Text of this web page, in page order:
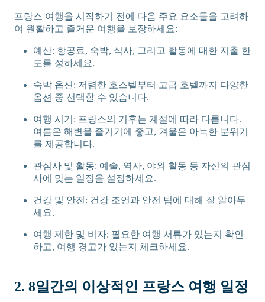
프랑스 여행을 시작하기 전에 다음 주요 요소들을 고려하
여 원활하고 즐거운 여행을 보장하세요:
예산: 항공료, 숙박, 식사, 그리고 활동에 대한 지출 한
도를 정하세요.
숙박 옵션: 저렴한 호스텔부터 고급 호텔까지 다양한
옵션 중 선택할 수 있습니다.
여행 시기: 프랑스의 기후는 계절에 따라 다릅니다.
여름은 해변을 즐기기에 좋고, 겨울은 아늑한 분위기
를 제공합니다.
관심사 및 활동: 예술, 역사, 야외 활동 등 자신의 관심
사에 맞는 일정을 설정하세요.
건강 및 안전: 건강 조언과 안전 팁에 대해 잘 알아두
세요.
여행 제한 및 비자: 필요한 여행 서류가 있는지 확인
하고, 여행 경고가 있는지 체크하세요.
2. 8일간의 이상적인 프랑스 여행 일정